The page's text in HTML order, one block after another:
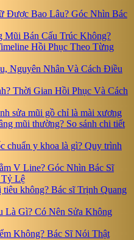
Được Bao Lâu? Góc Nhìn Bác
Bán Cấu Trúc Không?
Hồi Phục Theo Từng
Nguyên Nhân Và Cách Điều
Thời Gian Hồi Phục Và Cách
sửa mũi gồ chỉ là mài xương
mũi thường? So sánh chi tiết
chuẩn y khoa là gì? Quy trình
V Line? Góc Nhìn Bác Sĩ
Tỷ Lệ
không? Bác sĩ Trịnh Quang
Là Gì? Có Nên Sửa Không
Không? Bác Sĩ Nói Thật